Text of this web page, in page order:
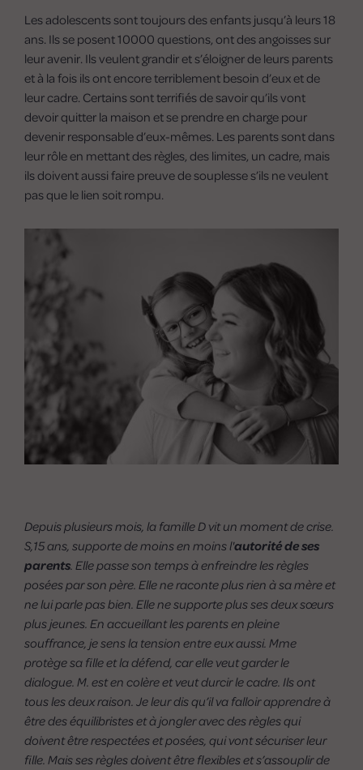
Les adolescents sont toujours des enfants jusqu’à leurs 18
ans. Ils se posent 10000 questions, ont des angoisses sur
leur avenir. Ils veulent grandir et s’éloigner de leurs parents
et à la fois ils ont encore terriblement besoin d’eux et de
leur cadre. Certains sont terrifiés de savoir qu’ils vont
devoir quitter la maison et se prendre en charge pour
devenir responsable d’eux-mêmes. Les parents sont dans
leur rôle en mettant des règles, des limites, un cadre, mais
ils doivent aussi faire preuve de souplesse s’ils ne veulent
pas que le lien soit rompu.
Depuis plusieurs mois, la famille D vit un moment de crise.
S,15 ans, supporte de moins en moins l'autorité de ses
parents. Elle passe son temps à enfreindre les règles
posées par son père. Elle ne raconte plus rien à sa mère et
ne lui parle pas bien. Elle ne supporte plus ses deux sœurs
plus jeunes. En accueillant les parents en pleine
souffrance, je sens la tension entre eux aussi. Mme
protège sa fille et la défend, car elle veut garder le
dialogue. M. est en colère et veut durcir le cadre. Ils ont
tous les deux raison. Je leur dis qu’il va falloir apprendre à
être des équilibristes et à jongler avec des règles qui
doivent être respectées et posées, qui vont sécuriser leur
fille. Mais ses règles doivent être flexibles et s’assouplir de